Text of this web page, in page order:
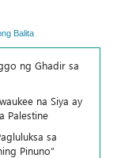
Balita
ng Ghadir sa
na Siya ay
Palestine
sa
Pinuno”